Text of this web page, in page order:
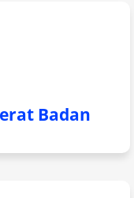
Badan